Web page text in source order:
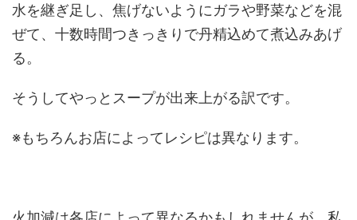
水を継ぎ足し、焦げないようにガラや野菜などを混
ぜて、十数時間つきっきりで丹精込めて煮込みあげ
る。
そうしてやっとスープが出来上がる訳です。
※もちろんお店によってレシピは異なります。